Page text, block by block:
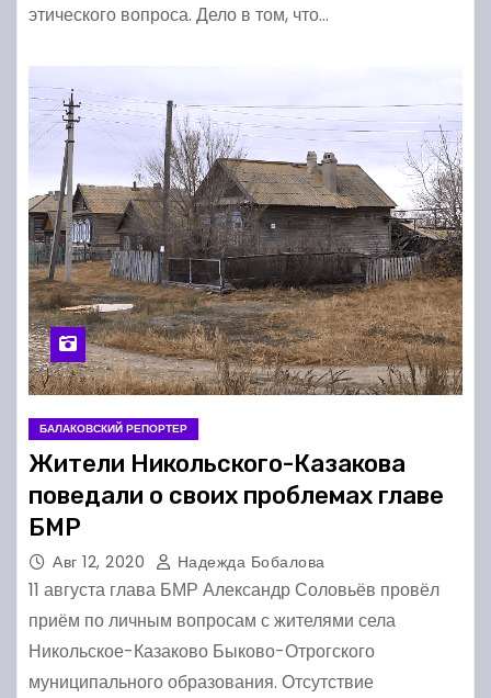
этического вопроса. Дело в том, что…
БАЛАКОВСКИЙ РЕПОРТЕР
Жители Никольского-Казакова
поведали о своих проблемах главе
БМР
Авг 12, 2020 Надежда Бобалова
11 августа глава БМР Александр Соловьёв провёл
приём по личным вопросам с жителями села
Никольское-Казаково Быково-Отрогского
муниципального образования. Отсутствие